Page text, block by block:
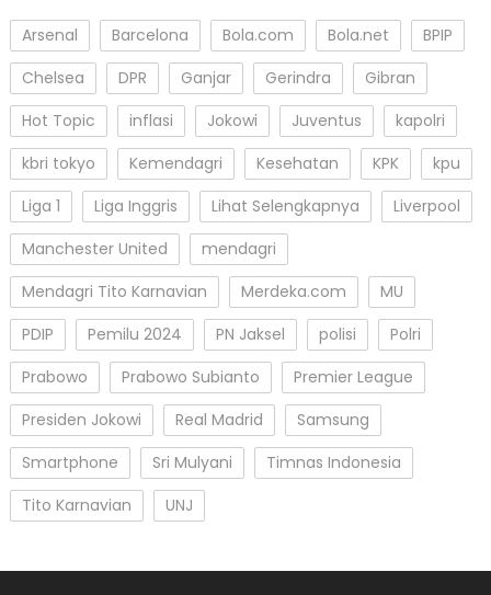
Arsenal Barcelona Bola.com Bola.net
BPIP
Chelsea
DPR Ganjar Gerindra
Gibran
Hot Topic
inflasi Jokowi Juventus
kapolri
kbri tokyo
Kemendagri Kesehatan KPK
kpu
Liga 1
Liga Inggris Lihat Selengkapnya
Liverpool
Manchester United
mendagri
Mendagri Tito Karnavian
Merdeka.com
MU
PDIP
Pemilu 2024 PN Jaksel polisi
Polri
Prabowo
Prabowo Subianto
Premier League
Presiden Jokowi
Real Madrid
Samsung
Smartphone
Sri Mulyani
Timnas Indonesia
Tito Karnavian
UNJ